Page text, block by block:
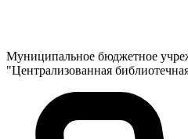
Муниципальное бюджетное
"Централизованная